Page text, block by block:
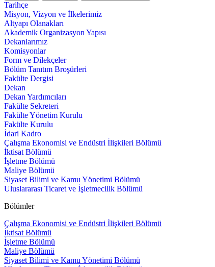
Tarihçe
Misyon, Vizyon ve İlkelerimiz
Altyapı Olanakları
Akademik Organizasyon Yapısı
Dekanlarımız
Komisyonlar
Form ve Dilekçeler
Bölüm Tanıtım Broşürleri
Fakülte Dergisi
Dekan
Dekan Yardımcıları
Fakülte Sekreteri
Fakülte Yönetim Kurulu
Fakülte Kurulu
İdari Kadro
Çalışma Ekonomisi ve Endüstri İlişkileri Bölümü
İktisat Bölümü
İşletme Bölümü
Maliye Bölümü
Siyaset Bilimi ve Kamu Yönetimi Bölümü
Uluslararası Ticaret ve İşletmecilik Bölümü
Bölümler
Çalışma Ekonomisi ve Endüstri İlişkileri Bölümü
İktisat Bölümü
İşletme Bölümü
Maliye Bölümü
Siyaset Bilimi ve Kamu Yönetimi Bölümü